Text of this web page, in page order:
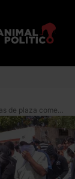
Desalojan a normalistas de plaza comercial en Morelia